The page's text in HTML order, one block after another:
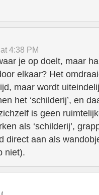
4:38 PM
je op doelt, maar
elkaar? Het
maar wordt
het ‘schilderij’, en
is geen
als ‘schilderij’,
direct aan als
niet).